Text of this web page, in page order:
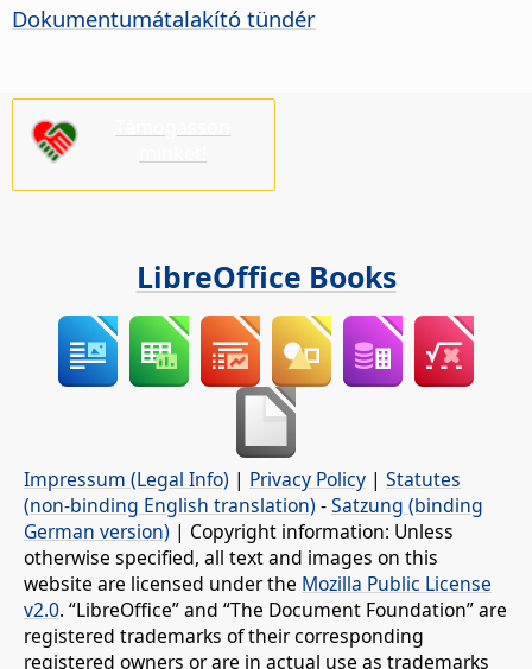
Dokumentumátalakító tündér
LibreOffice Books
Impressum (Legal Info) | Privacy Policy | Statutes
(non-binding English translation) -Satzung (binding
German version) | Copyright information: Unless
otherwise specified, all text and images on this
website are licensed under the Mozilla Public License
v2.0. “LibreOffice” and “The Document Foundation” are
registered trademarks of their corresponding
registered owners or are in actual use as trademarks